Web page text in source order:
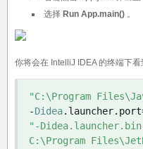
选择 Run App.main() 。
你将会在 IntelliJ IDEA 的终端下看
"C:\Program
-Didea. launcher. port
"-
C:\Program